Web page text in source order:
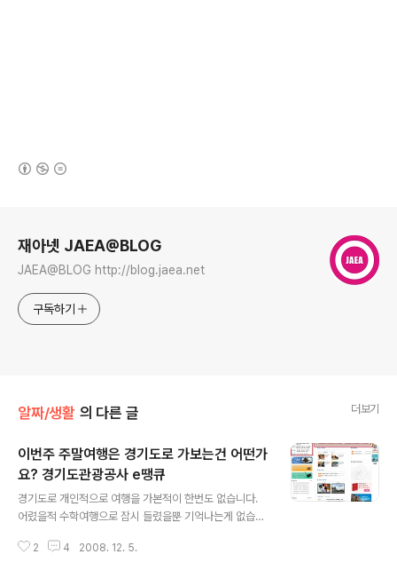
재아넷 JAEA@BLOG
JAEA@BLOG http://blog.jaea.net
구독하기
알짜/생활 의 다른 글 더보기
이번주 주말여행은 경기도로 가보는건 어떤가
요? 경기도관광공사 e땡큐
경기도로 개인적으로 여행을 가본적이 한번도 없습니다.
어렸을적 수학여행으로 잠시 들렸을뿐 기억나는게 없습니
깐 그냥 따라갔을뿐 아련한 추억은 없습니다.^^; 캠프파이
2 4 2008. 12. 5.